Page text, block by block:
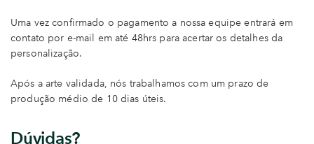
Uma vez confirmado o pagamento a nossa equipe entrará em
contato por e-mail em até 48hrs para acertar os detalhes da
personalização.
Após a arte validada, nós trabalhamos com um prazo de
produção médio de 10 dias úteis.
Dúvidas?